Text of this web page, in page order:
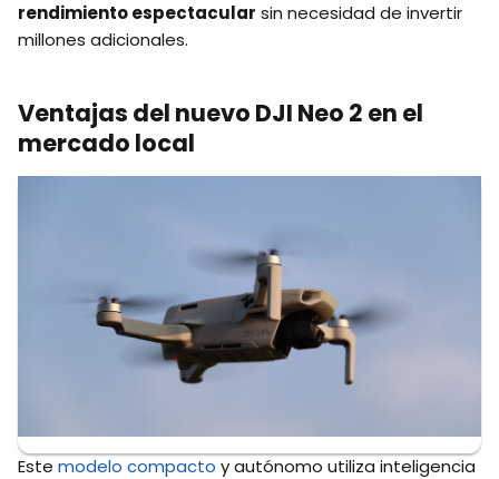
rendimiento espectacular sin necesidad de invertir
millones adicionales.
Ventajas del nuevo DJI Neo 2 en el
mercado local
Este modelo compacto y autónomo utiliza inteligencia